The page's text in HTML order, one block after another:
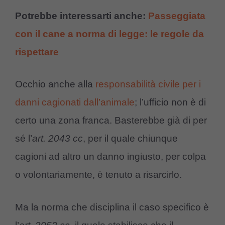
Potrebbe interessarti anche: Passeggiata
con il cane a norma di legge: le regole da
rispettare
Occhio anche alla responsabilità civile per i
danni cagionati dall’animale; l’ufficio non è di
certo una zona franca. Basterebbe già di per
sé l’art. 2043 cc, per il quale chiunque
cagioni ad altro un danno ingiusto, per colpa
o volontariamente, è tenuto a risarcirlo.
Ma la norma che disciplina il caso specifico è